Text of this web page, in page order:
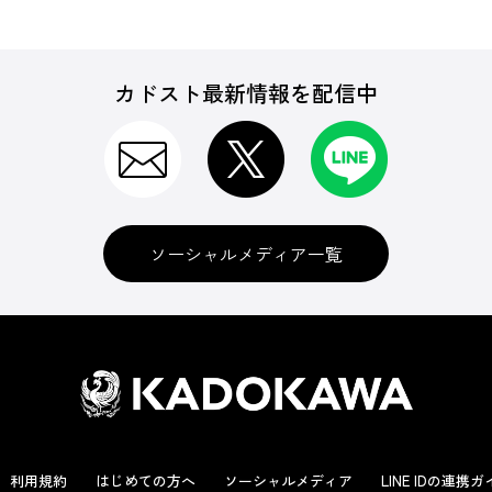
カドスト最新情報を配信中
ソーシャルメディア一覧
利用規約 はじめての方へ ソーシャルメディア LINE IDの連携ガ